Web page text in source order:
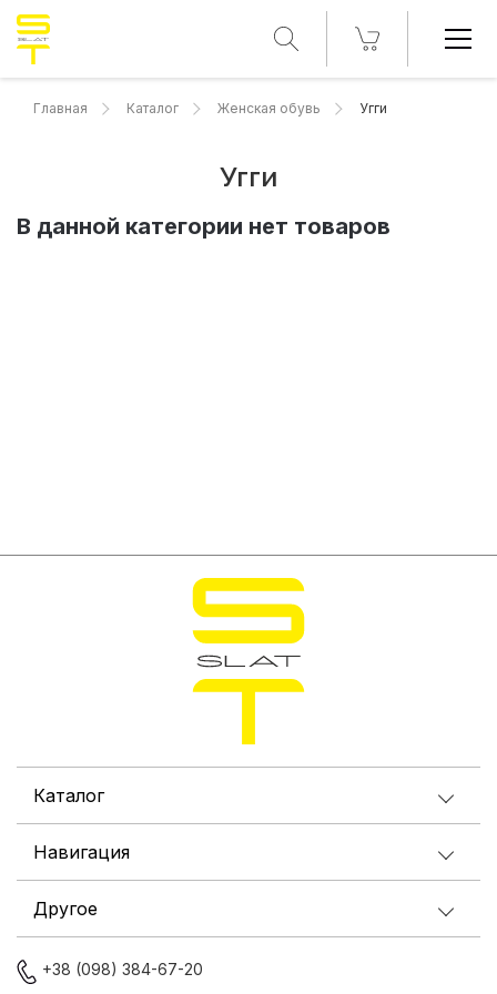
Главная Каталог Женская обувь Угги
Угги
В данной категории нет товаров
Каталог
Навигация
Другое
+38 (098) 384-67-20